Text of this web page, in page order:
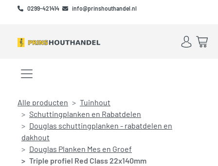
Skip to main content
Skip to footer
0299-421414 info@prinshouthandel.nl
Account
Menu openen/sluiten
Alle producten
Tuinhout
Schuttingplanken en Rabatdelen
Douglas schuttingplanken - rabatdelen en
dakhout
Douglas Planken Mes en Groef
Triple profiel Red Class 22x140mm